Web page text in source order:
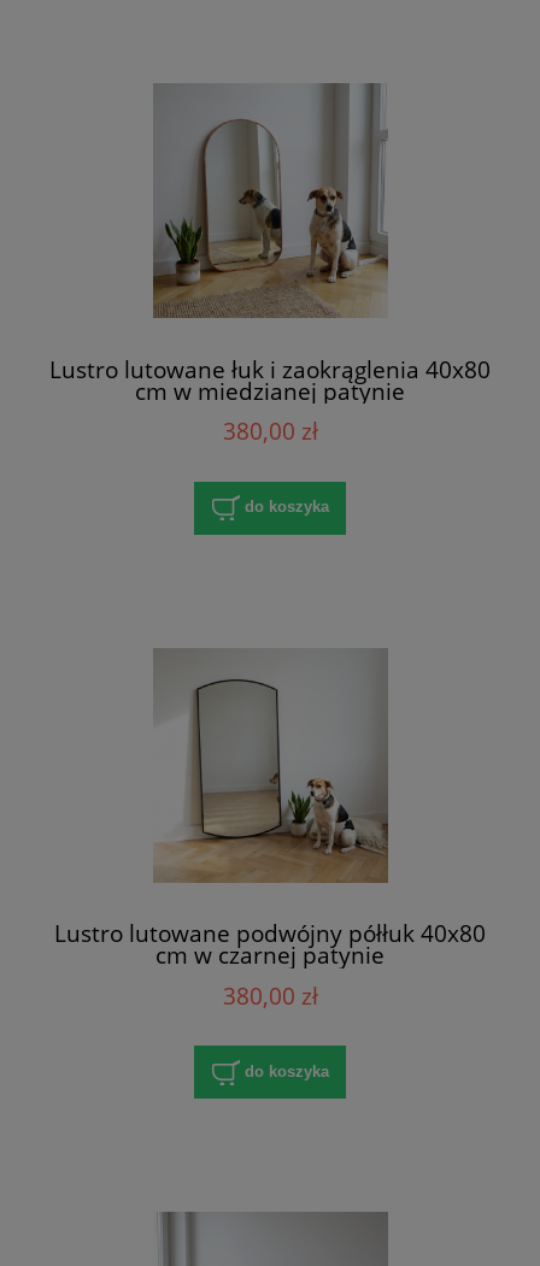
Lustro lutowane łuk i zaokrąglenia 40x80
cm w miedzianej patynie
380,00 zł
do koszyka
Lustro lutowane podwójny półłuk 40x80
cm w czarnej patynie
380,00 zł
do koszyka